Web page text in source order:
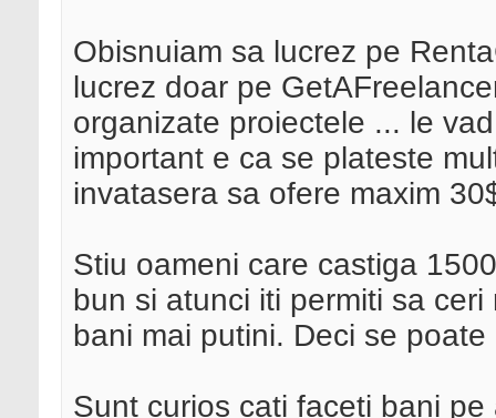
Obisnuiam sa lucrez pe
lucrez doar pe
organizate proiectele ... le
important e ca se plateste
invatasera sa ofere maxim
Stiu oameni care castiga
bun si atunci iti permiti sa
bani mai putini. Deci se poate
Sunt curios cati faceti bani